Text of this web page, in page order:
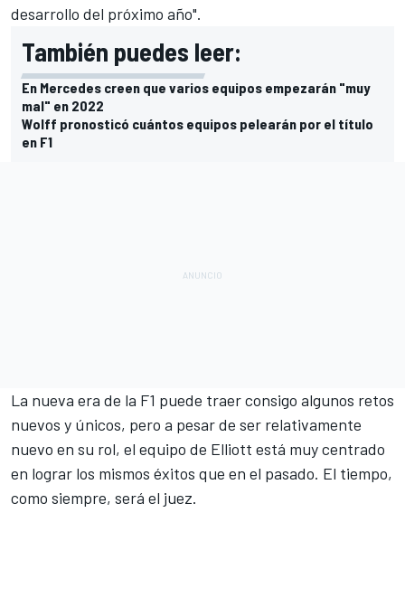
desarrollo del próximo año".
También puedes leer:
En Mercedes creen que varios equipos empezarán "muy
mal" en 2022
Wolff pronosticó cuántos equipos pelearán por el título
en F1
La nueva era de la F1 puede traer consigo algunos retos
nuevos y únicos, pero a pesar de ser relativamente
nuevo en su rol, el equipo de Elliott está muy centrado
en lograr los mismos éxitos que en el pasado. El tiempo,
como siempre, será el juez.